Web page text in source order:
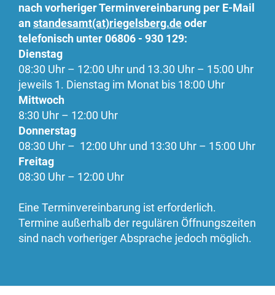
nach vorheriger Terminvereinbarung per E-Mail
anstandesamt(at)riegelsberg.deoder
telefonisch unter 06806 - 930 129:
Dienstag
08:30 Uhr – 12:00 Uhr und 13.30 Uhr – 15:00 Uhr
jeweils 1. Dienstag im Monat bis 18:00 Uhr
Mittwoch
8:30 Uhr – 12:00 Uhr
Donnerstag
08:30 Uhr – 12:00 Uhr und 13:30 Uhr – 15:00 Uhr
Freitag
08:30 Uhr – 12:00 Uhr
Eine Terminvereinbarung ist erforderlich.
Termine außerhalb der regulären Öffnungszeiten
sind nach vorheriger Absprache jedoch möglich.